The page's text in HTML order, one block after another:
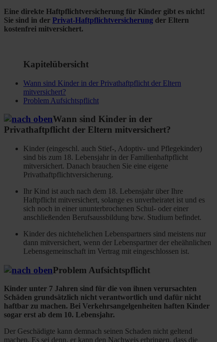
Eine direkte Haftpflichtversicherung für Kinder gibt es nicht!
Sie sind in der Privat-Haftpflichtversicherung der Eltern
kostenfrei mitversichert.
Kapitelübersicht
Wann sind Kinder in der Privathaftpflicht der Eltern
mitversichert?
Problem Aufsichtspflicht
Wann sind Kinder in der
Privathaftpflicht der Eltern mitversichert?
Kinder (eingeschl. auch Stief-, Adoptiv- und Pflegekinder)
sind bis zum 18. Lebensjahr in der Familienhaftpflicht
mitversichert. Danach brauchen Sie eine eigene
Privathaftpflichtversicherung.
Ihr Kind ist auch nach dem 18. Lebensjahr über Ihre
Haftpflicht mitversichert, solange es unverheiratet ist und es
sich noch in einer ununterbrochenen Schul- oder einer
anschließenden Berufsaussbildung bzw. Studium befindet.
Kinder des nichtehelichen Lebenspartners sind meistens nur
dann mitversichert, wenn der Lebenspartner der eheähnlichen
Lebensgemeinschaft im Vertrag mit eingeschlossen ist.
Problem Aufsichtspflicht
Kinder unter 7 Jahren sind für die von ihnen verursachten
Schäden grundsätzlich nicht verantwortlich und dafür nicht
haftbar zu machen. Bei Verkehrsangelgenheiten haften Kinder
sogar erst ab dem 10. Lebensjahr.
Der Geschädigte kann demnach seinen Schaden nicht geltend
machen. Es sei denn, er kann den Nachweis erbringen, dass die